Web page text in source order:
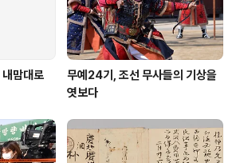
않다...
맘대로
무예24기, 조선 무사들의 기상을
엿보다